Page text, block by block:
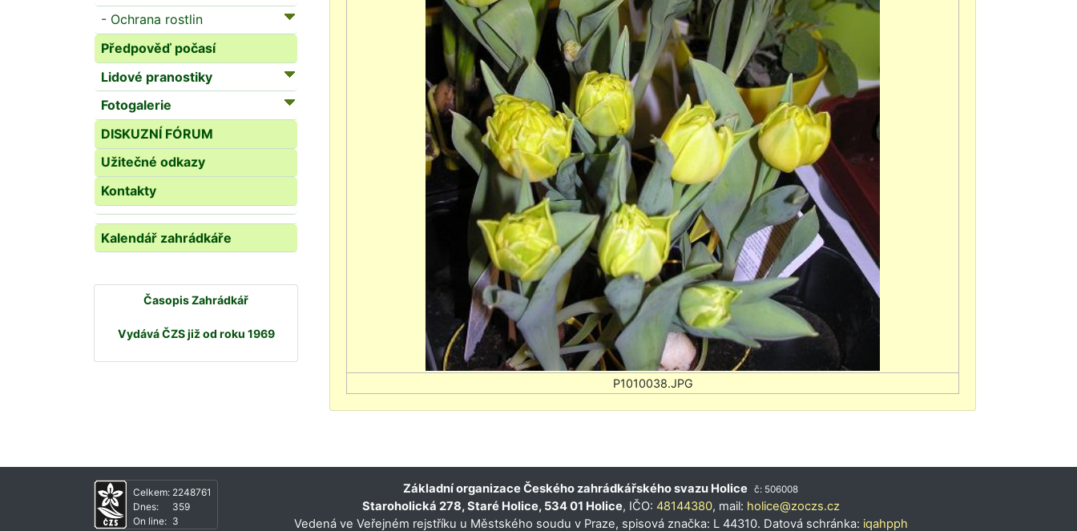
- Ochrana rostlin
Předpověď počasí
Lidové pranostiky
Fotogalerie
DISKUZNÍ FÓRUM
Užitečné odkazy
Kontakty
Kalendář zahrádkáře
Časopis Zahrádkář
Vydává ČZS již od roku 1969
Celkem:
Dnes:
On line:
2248761
359
3
Základní organizace Českého zahrádkářského svazu Holice č: 506008
Staroholická 278, Staré Holice, 534 01 Holice, IČO: 48144380, mail: holice@zoczs.cz
Vedená ve Veřejném rejstříku u Městského soudu v Praze, spisová značka: L 44310. Datová schránka: iqahpph